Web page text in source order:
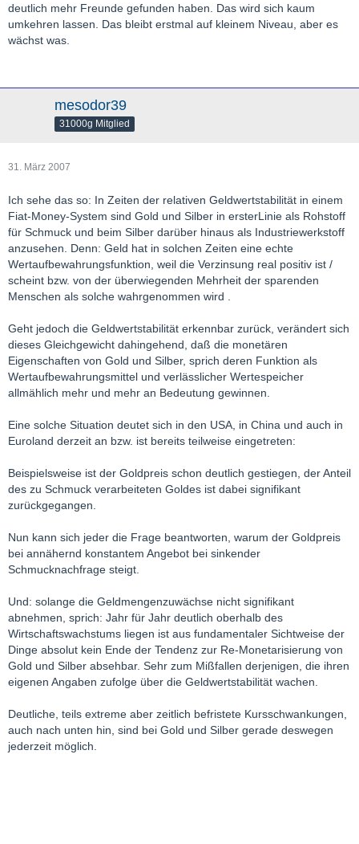
deutlich mehr Freunde gefunden haben. Das wird sich kaum
umkehren lassen. Das bleibt erstmal auf kleinem Niveau, aber es
wächst was.
mesodor39
31000g Mitglied
31. März 2007
Ich sehe das so: In Zeiten der relativen Geldwertstabilität in einem
Fiat-Money-System sind Gold und Silber in ersterLinie als Rohstoff
für Schmuck und beim Silber darüber hinaus als Industriewerkstoff
anzusehen. Denn: Geld hat in solchen Zeiten eine echte
Wertaufbewahrungsfunktion, weil die Verzinsung real positiv ist /
scheint bzw. von der überwiegenden Mehrheit der sparenden
Menschen als solche wahrgenommen wird .
Geht jedoch die Geldwertstabilität erkennbar zurück, verändert sich
dieses Gleichgewicht dahingehend, daß die monetären
Eigenschaften von Gold und Silber, sprich deren Funktion als
Wertaufbewahrungsmittel und verlässlicher Wertespeicher
allmählich mehr und mehr an Bedeutung gewinnen.
Eine solche Situation deutet sich in den USA, in China und auch in
Euroland derzeit an bzw. ist bereits teilweise eingetreten:
Beispielsweise ist der Goldpreis schon deutlich gestiegen, der Anteil
des zu Schmuck verarbeiteten Goldes ist dabei signifikant
zurückgegangen.
Nun kann sich jeder die Frage beantworten, warum der Goldpreis
bei annähernd konstantem Angebot bei sinkender
Schmucknachfrage steigt.
Und: solange die Geldmengenzuwächse nicht signifikant
abnehmen, sprich: Jahr für Jahr deutlich oberhalb des
Wirtschaftswachstums liegen ist aus fundamentaler Sichtweise der
Dinge absolut kein Ende der Tendenz zur Re-Monetarisierung von
Gold und Silber absehbar. Sehr zum Mißfallen derjenigen, die ihren
eigenen Angaben zufolge über die Geldwertstabilität wachen.
Deutliche, teils extreme aber zeitlich befristete Kursschwankungen,
auch nach unten hin, sind bei Gold und Silber gerade deswegen
jederzeit möglich.